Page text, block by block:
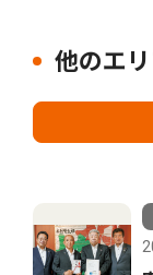
他のエ